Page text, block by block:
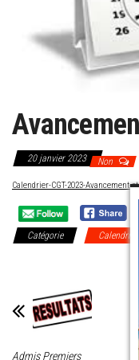
20 janvier 2023 Non
Calendrier-CGT-2023-Avancement-
Catégorie
Admis Premiers